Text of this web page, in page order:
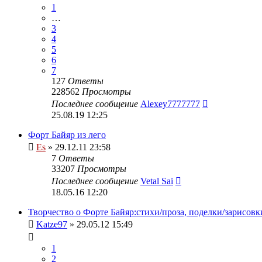
1
…
3
4
5
6
7
127 Ответы
228562 Просмотры
Последнее сообщение Alexey7777777
25.08.19 12:25
Форт Байяр из лего
Es » 29.12.11 23:58
7 Ответы
33207 Просмотры
Последнее сообщение Vetal Sai
18.05.16 12:20
Творчество о Форте Байяр:стихи/проза, поделки/
Katze97 » 29.05.12 15:49
1
2